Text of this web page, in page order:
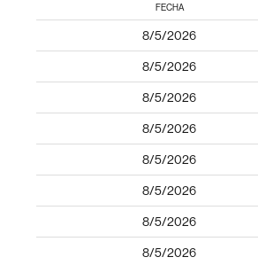
FECHA
8/5/2026
8/5/2026
8/5/2026
8/5/2026
8/5/2026
8/5/2026
8/5/2026
8/5/2026